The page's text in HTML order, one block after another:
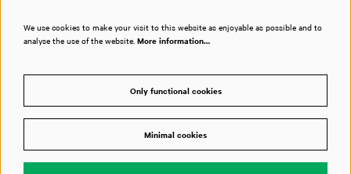
We use cookies to make your visit to this website as enjoyable as possible and to
analyse the use of the website. More information…
Only functional cookies
Minimal cookies